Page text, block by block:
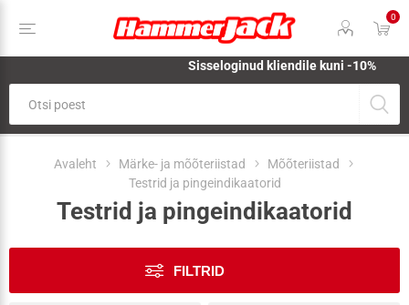
0
Sisseloginud kliendile kuni -10%
Avaleht Märke- ja mõõteriistad
Mõõteriistad
Testrid ja pingeindikaatorid
Testrid ja pingeindikaatorid
FILTRID